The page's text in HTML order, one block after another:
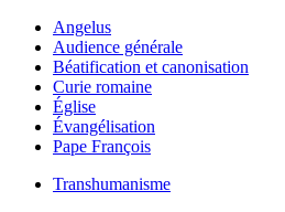
Angelus
Audience générale
Béatification et canonisation
Curie romaine
Église
Évangélisation
Pape François
Transhumanisme